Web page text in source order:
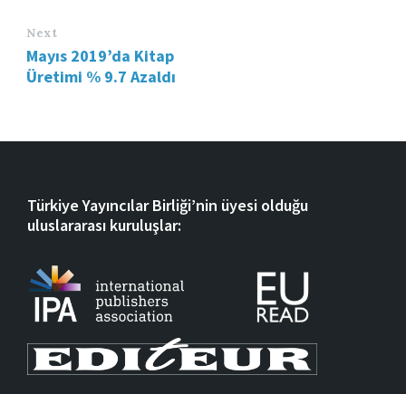
Next
Mayıs 2019’da Kitap
Üretimi % 9.7 Azaldı
Türkiye Yayıncılar Birliği’nin üyesi olduğu
uluslararası kuruluşlar: